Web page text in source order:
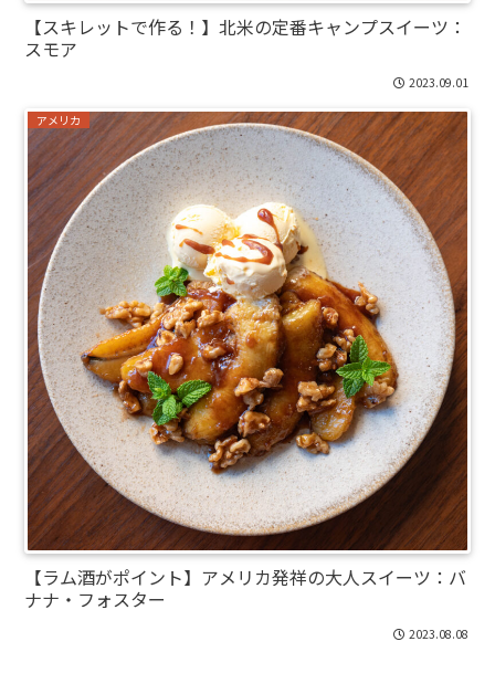
【スキレットで作る！】北米の定番キャンプスイーツ：
スモア
2023.09.01
アメリカ
【ラム酒がポイント】アメリカ発祥の大人スイーツ：バ
ナナ・フォスター
2023.08.08